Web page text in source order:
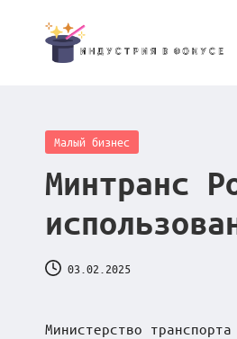
н
д
у
с
т
р
Posted
Малый бизнес
Минтранс
03.02.2025
Министерство